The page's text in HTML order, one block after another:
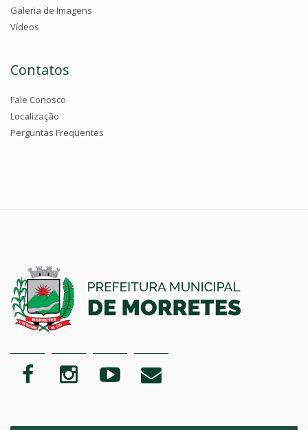
Galeria de Imagens
Vídeos
Contatos
Fale Conosco
Localização
Perguntas Frequentes